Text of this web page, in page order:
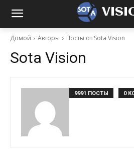
Домой Авторы Посты от Sota Vision
Sota Vision
9991 ПОСТЫ 0